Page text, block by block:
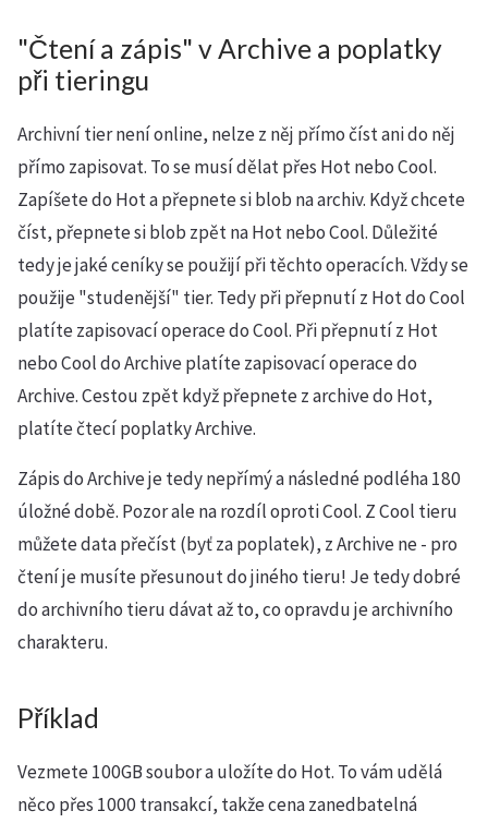
"Čtení a zápis" v Archive a poplatky
při tieringu
Archivní tier není online, nelze z něj přímo číst ani do něj
přímo zapisovat. To se musí dělat přes Hot nebo Cool.
Zapíšete do Hot a přepnete si blob na archiv. Když chcete
číst, přepnete si blob zpět na Hot nebo Cool. Důležité
tedy je jaké ceníky se použijí při těchto operacích. Vždy se
použije "studenější" tier. Tedy při přepnutí z Hot do Cool
platíte zapisovací operace do Cool. Při přepnutí z Hot
nebo Cool do Archive platíte zapisovací operace do
Archive. Cestou zpět když přepnete z archive do Hot,
platíte čtecí poplatky Archive.
Zápis do Archive je tedy nepřímý a následné podléha 180
úložné době. Pozor ale na rozdíl oproti Cool. Z Cool tieru
můžete data přečíst (byť za poplatek), z Archive ne - pro
čtení je musíte přesunout do jiného tieru! Je tedy dobré
do archivního tieru dávat až to, co opravdu je archivního
charakteru.
Příklad
Vezmete 100GB soubor a uložíte do Hot. To vám udělá
něco přes 1000 transakcí, takže cena zanedbatelná